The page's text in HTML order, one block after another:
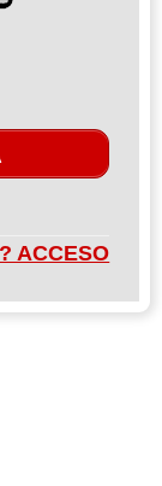
ACCESO